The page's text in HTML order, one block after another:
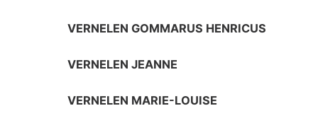
VERNELEN GOMMARUS HENRICUS
VERNELEN JEANNE
VERNELEN MARIE-LOUISE